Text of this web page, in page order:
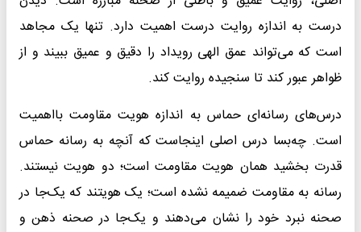
درست به اندازه روایت درست اهمیت دارد. تنها یک مجاهد
است که می‌تواند عمق الهی رویداد را دقیق و عمیق ببیند و از
ظواهر عبور کند تا سنجیده روایت کند.
درس‌های رسانه‌ای حماس به اندازه هویت مقاومت بااهمیت
است. چه‌بسا درس اصلی اینجاست که آنچه به رسانه حماس
قدرت بخشید همان هویت مقاومت است؛ دو هویت نیستند.
رسانه به مقاومت ضمیمه نشده است؛ یک هویتند که یک‌جا در
صحنه نبرد خود را نشان می‌دهند و یک‌جا در صحنه ذهن و